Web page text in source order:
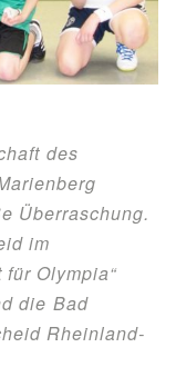
Wettkämpfe
des
Überraschung.
im
Olympia“
die Bad
Rheinland-